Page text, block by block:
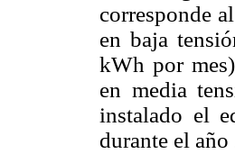
corresponde
en baja
kWh por
en media
instalado el
durante el